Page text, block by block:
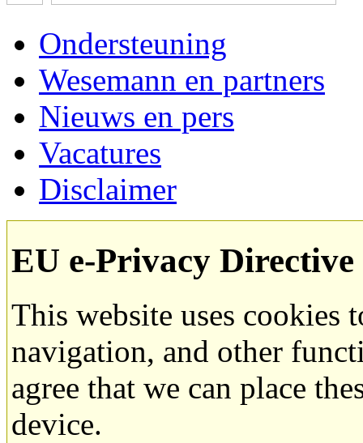
Ondersteuning
Wesemann en partners
Nieuws en pers
Vacatures
Disclaimer
EU e-Privacy Directive
This website uses cookies
navigation, and other
agree that we can place
device.